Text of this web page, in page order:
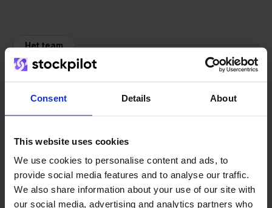
Consent Details About
This website uses cookies
We use cookies to personalise content and ads, to
provide social media features and to analyse our traffic.
We also share information about your use of our site with
our social media, advertising and analytics partners who
Het team